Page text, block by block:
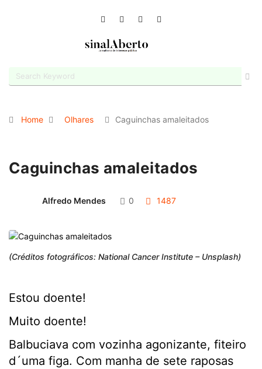
Home Olhares Caguinchas amaleitados
Caguinchas amaleitados
Alfredo Mendes 0 1487
(Créditos fotográficos: National Cancer Institute – Unsplash)
Estou doente!
Muito doente!
Balbuciava com vozinha agonizante, fiteiro
d´uma figa. Com manha de sete raposas